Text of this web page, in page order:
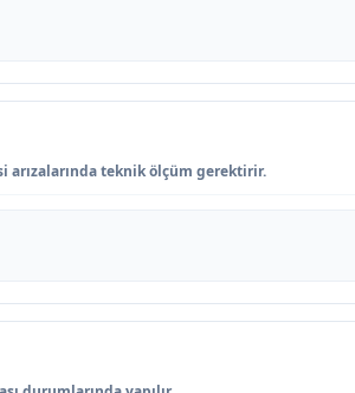
arızalarında teknik ölçüm gerektirir.